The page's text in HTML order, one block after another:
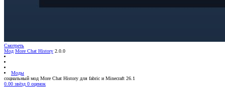
Смотреть
Мод More Chat History 2.0.0
Моды
социальный мод More Chat History для fabric и Minecraft 26.1
0.00 звёзд 0 оценок